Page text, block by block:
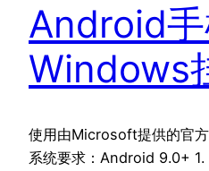
Android
Windows
使用由Microsoft提供的官
系统要求：Android 9.0+